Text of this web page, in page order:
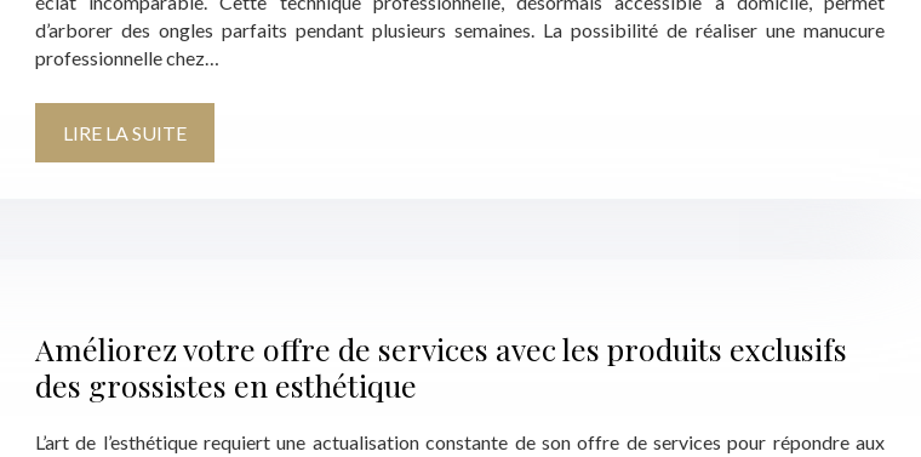
d’arborer des ongles parfaits pendant plusieurs semaines. La possibilité de réaliser une manucure
professionnelle chez…
LIRE LA SUITE
Améliorez votre offre de services avec les produits exclusifs
des grossistes en esthétique
L’art de l’esthétique requiert une actualisation constante de son offre de services pour répondre aux